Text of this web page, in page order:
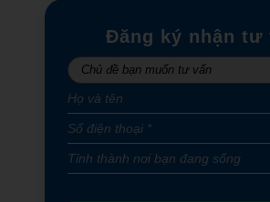
Đăng ký nhận tư